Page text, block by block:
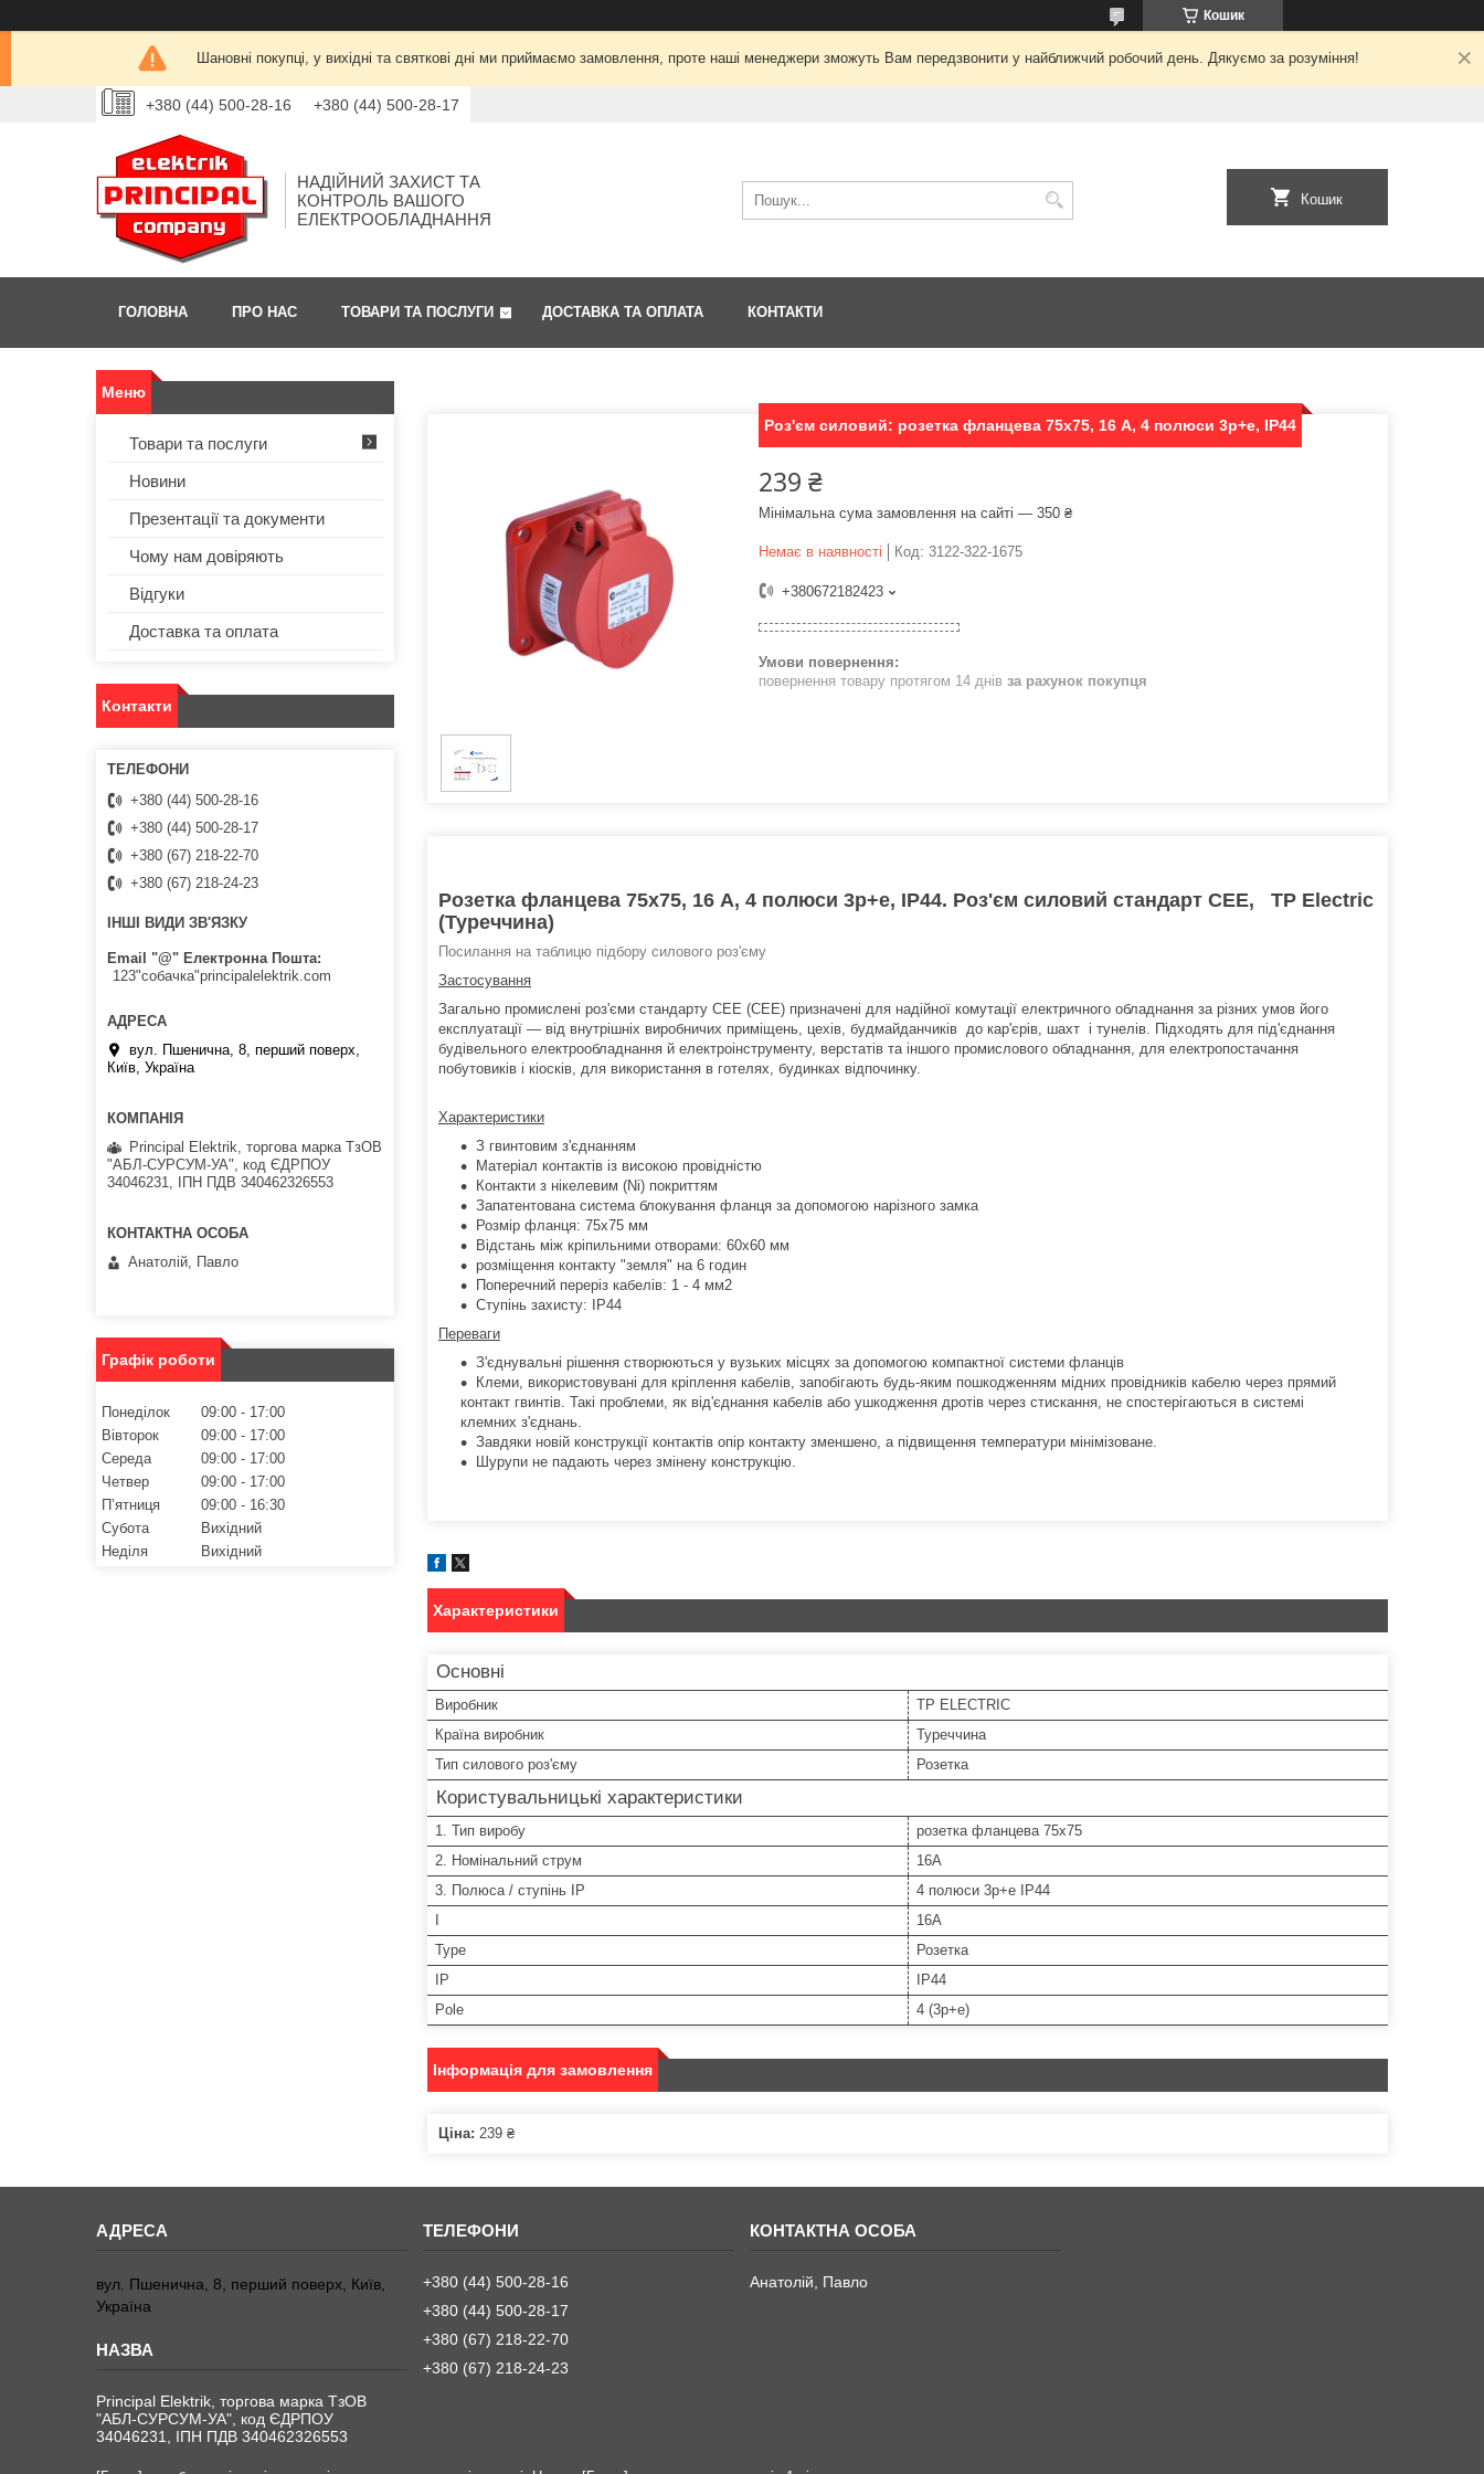
Кошик
Шановні покупці, у вихідні та святкові дні ми приймаємо замовлення, проте наші менеджери зможуть Вам передзвонити у найближчий робочий день. Дякуємо за розуміння!
+380 (44) 500-28-16 +380 (44) 500-28-17
НАДІЙНИЙ ЗАХИСТ ТА
КОНТРОЛЬ ВАШОГО
ЕЛЕКТРООБЛАДНАННЯ
Кошик
ГОЛОВНА ПРО НАС ТОВАРИ ТА ПОСЛУГИ ДОСТАВКА ТА ОПЛАТА КОНТАКТИ
Роз'єм силовий: розетка фланцева 75х75, 16 А, 4 полюси 3p+e, IP44
239 ₴
Мінімальна сума замовлення на сайті — 350 ₴
Немає в наявності Код: 3122-322-1675
+380672182423
повернення товару протягом 14 днів за рахунок покупця
Розетка фланцева 75х75, 16 А, 4 полюси 3p+e, IP44. Роз'єм силовий стандарт CEE, TP Electric
(Туреччина)
Посилання на таблицю підбору силового роз'єму
Застосування
Загально промислені роз'єми стандарту СЕЕ (CEE) призначені для надійної комутації електричного обладнання за різних умов його
експлуатації — від внутрішніх виробничих приміщень, цехів, будмайданчиків до кар'єрів, шахт і тунелів. Підходять для під'єднання
будівельного електрообладнання й електроінструменту, верстатів та іншого промислового обладнання, для електропостачання
побутовиків і кіосків, для використання в готелях, будинках відпочинку.
Характеристики
З гвинтовим з'єднанням
Матеріал контактів із високою провідністю
Контакти з нікелевим (Ni) покриттям
Запатентована система блокування фланця за допомогою нарізного замка
Розмір фланця: 75x75 мм
Відстань між кріпильними отворами: 60x60 мм
розміщення контакту "земля" на 6 годин
Поперечний переріз кабелів: 1 - 4 мм2
Ступінь захисту: IP44
Переваги
З'єднувальні рішення створюються у вузьких місцях за допомогою компактної системи фланців
Клеми, використовувані для кріплення кабелів, запобігають будь-яким пошкодженням мідних провідників кабелю через прямий
контакт гвинтів. Такі проблеми, як від'єднання кабелів або ушкодження дротів через стискання, не спостерігаються в системі
клемних з'єднань.
Завдяки новій конструкції контактів опір контакту зменшено, а підвищення температури мінімізоване.
Шурупи не падають через змінену конструкцію.
Характеристики
Основні
Виробник
TP ELECTRIC
Країна виробник
Туреччина
Тип силового роз'єму
Розетка
Користувальницькі характеристики
1. Тип виробу
розетка фланцева 75х75
2. Номінальний струм
16А
3. Полюса / ступінь IP
4 полюси 3p+e IP44
16A
Type
Розетка
IP
IP44
Pole
4 (3p+e)
Інформація для замовлення
Ціна: 239 ₴
Товари та послуги
Новини
Презентації та документи
Чому нам довіряють
Відгуки
Доставка та оплата
Контакти
+380 (44) 500-28-16
+380 (44) 500-28-17
+380 (67) 218-22-70
+380 (67) 218-24-23
ІНШІ ВИДИ ЗВ'ЯЗКУ
Email "@" Електронна Пошта
123"собачка"principalelektrik.com
вул. Пшенична, 8, перший поверх,
Київ, Україна
Principal Elektrik, торгова марка ТзОВ
"АБЛ-СУРСУМ-УА", код ЄДРПОУ
34046231, ІПН ПДВ 340462326553
Анатолій, Павло
Графік роботи
Понеділок 09:00
17:00
Вівторок
09:00
17:00
Середа
09:00
17:00
Четвер
09:00
17:00
Пʼятниця
09:00
16:30
Субота
Вихідний
Неділя
Вихідний
вул. Пшенична, 8, перший поверх, Київ,
Україна
Principal Elektrik, торгова марка ТзОВ
"АБЛ-СУРСУМ-УА", код ЄДРПОУ
34046231, ІПН ПДВ 340462326553
+380 (44) 500-28-16
+380 (44) 500-28-17
+380 (67) 218-22-70
+380 (67) 218-24-23
Анатолій, Павло